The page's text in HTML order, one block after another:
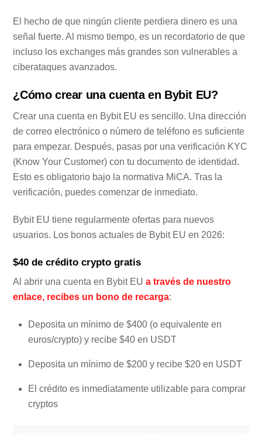
El hecho de que ningún cliente perdiera dinero es una
señal fuerte. Al mismo tiempo, es un recordatorio de que
incluso los exchanges más grandes son vulnerables a
ciberataques avanzados.
¿Cómo crear una cuenta en Bybit EU?
Crear una cuenta en Bybit EU es sencillo. Una dirección
de correo electrónico o número de teléfono es suficiente
para empezar. Después, pasas por una verificación KYC
(Know Your Customer) con tu documento de identidad.
Esto es obligatorio bajo la normativa MiCA. Tras la
verificación, puedes comenzar de inmediato.
Bybit EU tiene regularmente ofertas para nuevos
usuarios. Los bonos actuales de Bybit EU en 2026:
$40 de crédito crypto gratis
Al abrir una cuenta en Bybit EUa través de nuestro
enlace, recibes un bono de recarga:
Deposita un mínimo de $400 (o equivalente en
euros/crypto) y recibe $40 en USDT
Deposita un mínimo de $200 y recibe $20 en USDT
El crédito es inmediatamente utilizable para comprar
cryptos